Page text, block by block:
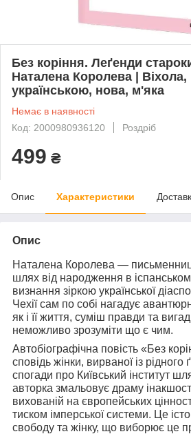
Без коріння. Леґенди
Наталена Королева | Віхола,
українською, нова, м'яка
Немає в наявності
Код: 2000980936120
Роздріб
499 ₴
Опис Характеристики
Опис
Наталена Королева —
шлях від народження в
визнання зіркою української
Чехії сам по собі нагадує
як і її життя, суміш правди та
неможливо зрозуміти що є чим.
Автобіографічна повість «Без
сповідь жінки, вирваної із рідного
спогади про Київський інститут
авторка змальовує драму
вихованій на європейських
тиском імперської системи. Це
свободу та жінку, що виборює це